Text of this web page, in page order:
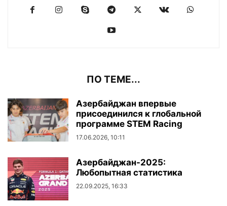
ПО ТЕМЕ...
Азербайджан впервые
присоединился к глобальной
программе STEM Racing
17.06.2026, 10:11
Азербайджан-2025:
Любопытная статистика
22.09.2025, 16:33